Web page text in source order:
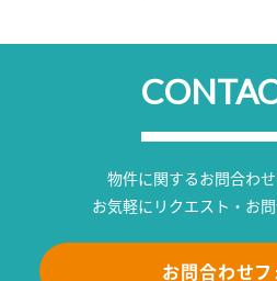
物件に関するお問合わせ
お気軽にリクエスト・お問
お問合わせ